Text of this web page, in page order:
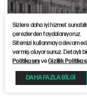
Sizlere daha iyi hizmet
çerezlerden faydalanıyoruz.
Sitemizi kullanmaya devam
vermiş oluyorsunuz. Detaylı
PolitikasınıveGizlilik
DAHA FAZLA BİLGİ